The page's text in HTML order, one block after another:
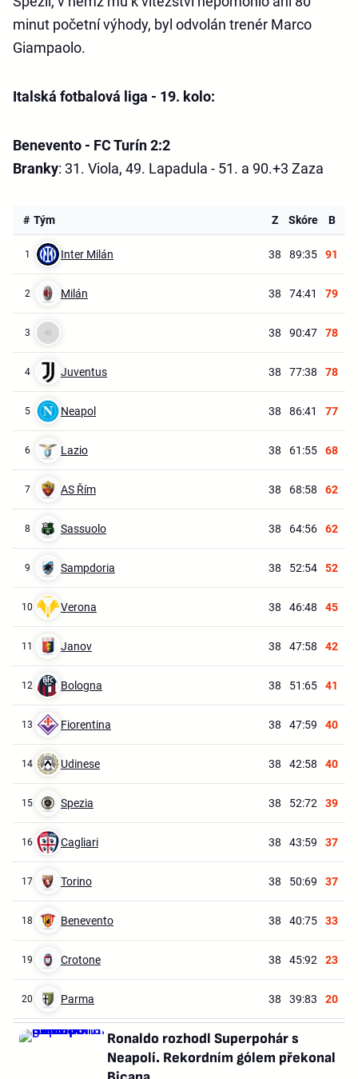
minut početní výhody, byl odvolán trenér Marco
Giampaolo.
Italská fotbalová liga - 19. kolo:
Benevento - FC Turín 2:2
Branky: 31. Viola, 49. Lapadula - 51. a 90.+3 Zaza
# Tým Z Skóre B
1 Inter Milán 38 89:35 91
2 Milán 38 74:41 79
3 38 90:47 78
4 Juventus 38 77:38 78
5 Neapol 38 86:41 77
6 Lazio 38 61:55 68
7 AS Řím 38 68:58 62
8 Sassuolo 38 64:56 62
9 Sampdoria 38 52:54 52
10 Verona 38 46:48 45
11 Janov 38 47:58 42
12 Bologna 38 51:65 41
13 Fiorentina 38 47:59 40
14 Udinese 38 42:58 40
15 Spezia 38 52:72 39
16 Cagliari 38 43:59 37
17 Torino 38 50:69 37
18 Benevento 38 40:75 33
19 Crotone 38 45:92 23
20 Parma 38 39:83 20
Ronaldo rozhodl Superpohár s
Neapolí. Rekordním gólem překonal